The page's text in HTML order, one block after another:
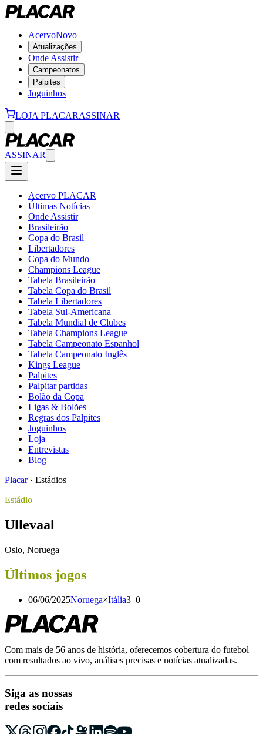
AcervoNovo
Atualizações
Onde Assistir
Campeonatos
Palpites
Joguinhos
LOJA PLACARASSINAR
ASSINAR
Acervo PLACAR
Últimas Notícias
Onde Assistir
Brasileirão
Copa do Brasil
Libertadores
Copa do Mundo
Champions League
Tabela Brasileirão
Tabela Copa do Brasil
Tabela Libertadores
Tabela Sul-Americana
Tabela Mundial de Clubes
Tabela Champions League
Tabela Campeonato Espanhol
Tabela Campeonato Inglês
Kings League
Palpites
Palpitar partidas
Bolão da Copa
Ligas & Bolões
Regras dos Palpites
Joguinhos
Loja
Entrevistas
Blog
Placar · Estádios
Estádio
Ullevaal
Oslo, Noruega
Últimos jogos
06/06/2025Noruega×Itália3–0
Com mais de 56 anos de história, oferecemos cobertura do futebol
com resultados ao vivo, análises precisas e notícias atualizadas.
Siga as nossas
redes sociais